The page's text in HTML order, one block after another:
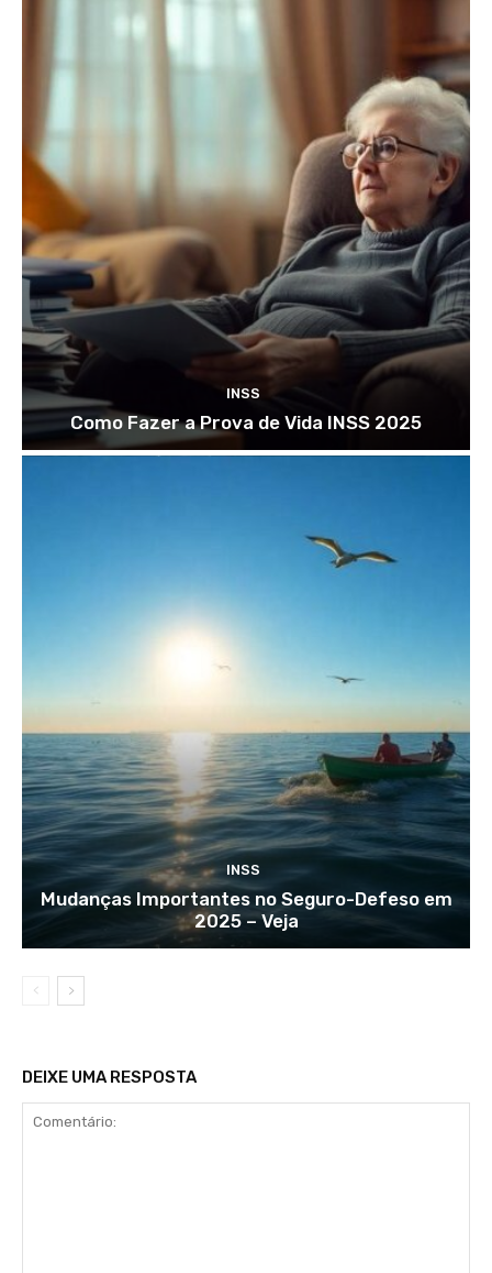
INSS
Como Fazer a Prova de Vida INSS 2025
INSS
Mudanças Importantes no Seguro-Defeso em
2025 – Veja
DEIXE UMA RESPOSTA